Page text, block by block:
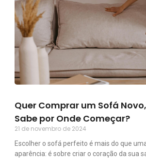
Quer Comprar um Sofá
Sabe por Onde Começar?
21 de novembro de 2024
Escolher o sofá perfeito é mais do que
aparência: é sobre criar o coração da sua